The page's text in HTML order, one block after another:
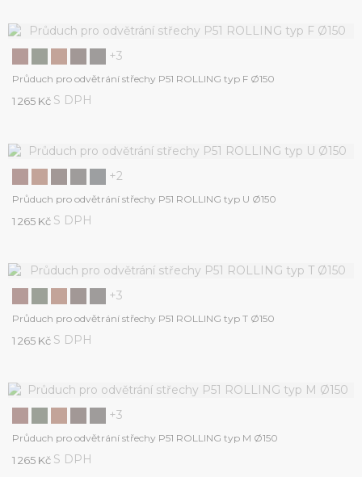
+3
Průduch pro odvětrání střechy P51 ROLLING typ F Ø150
1 265 Kč S DPH
+2
Průduch pro odvětrání střechy P51 ROLLING typ U Ø150
1 265 Kč S DPH
+3
Průduch pro odvětrání střechy P51 ROLLING typ T Ø150
1 265 Kč S DPH
+3
Průduch pro odvětrání střechy P51 ROLLING typ M Ø150
1 265 Kč S DPH